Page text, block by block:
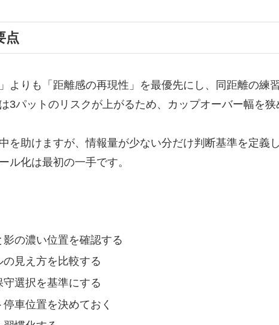
点
よりも「距離感の再現性」を最優先にし、同距離の練
3パットのリスクが上がるため、カップオーバー幅を
を助けますが、情報量が少ない分だけ判断基準を定義
ル化は最初の一手です。
の濃い位置を確認する
見え方を比較する
選択を基準にする
車位置を決めておく